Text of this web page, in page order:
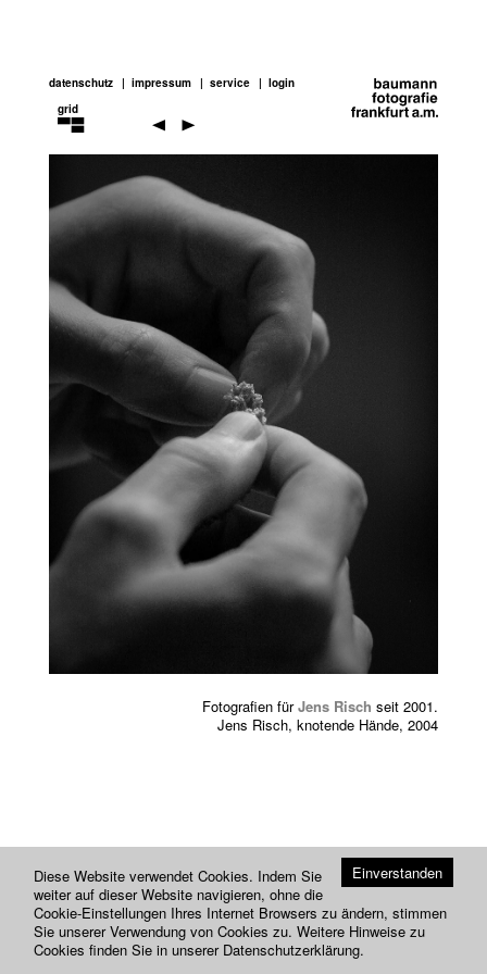
datenschutz impressum service
login
grid
jens
risch
Fotografien fürJens Risch seit 2001.
Jens Risch, knotende Hände, 2004
Einverstanden
Diese Website verwendet Cookies. Indem Sie
weiter auf dieser Website navigieren, ohne die
Cookie-Einstellungen Ihres Internet Browsers zu ändern, stimmen
Sie unserer Verwendung von Cookies zu. Weitere Hinweise zu
Cookies finden Sie in unserer Datenschutzerklärung.